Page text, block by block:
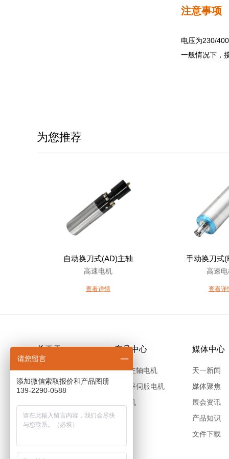
注意事项
电压为230/
一般情况下，
为您推荐
自动换刀式(AD)主轴
高速电机
查看详情
手动换刀式
高速
查看详
关于天一
公司介绍
产业布局
集团子企业
产品中心
高速主轴电机
大功率伺服电机
减速机
媒体中心
天一新闻
媒体聚焦
展会资讯
产品知识
文件下载
请您留言
添加微信索取报价和产品图册
139-2290-0588